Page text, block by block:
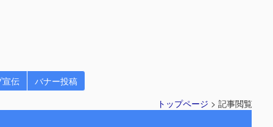
伝
バナー投稿
トップページ > 記事閲覧